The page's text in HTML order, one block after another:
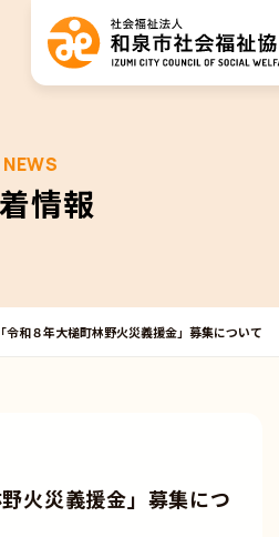
NEWS
情報
「令和８年大槌町林野火災義援金」募集について
火災義援金」募集につ